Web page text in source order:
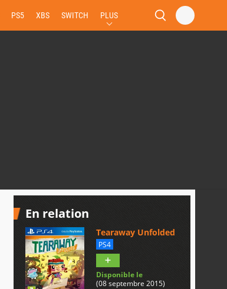
PS5 XBS SWITCH PLUS
En relation
Tearaway Unfolded
PS4
Disponible le
(08 septembre 2015)